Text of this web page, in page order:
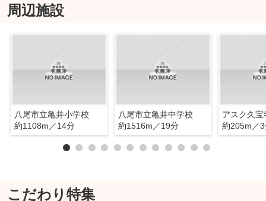
周辺施設
八尾市立亀井小学校
約1108m／14分
八尾市立亀井中学校
約1516m／19分
約205m／
こだわり特集